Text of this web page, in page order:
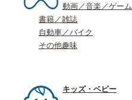
動画／音楽／ゲーム
書籍／雑誌
自動車／バイク
その他趣味
キッズ・ベビー